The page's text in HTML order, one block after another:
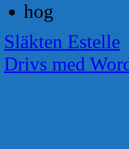
Släkten Estelle
Drivs med